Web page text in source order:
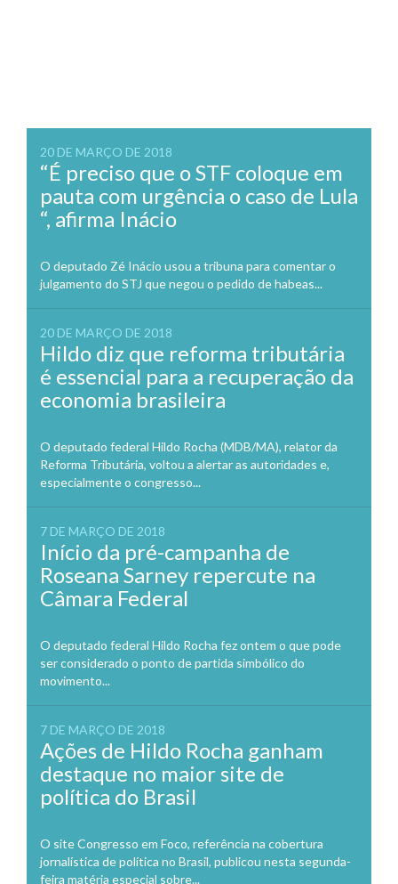
20 DE MARÇO DE 2018
“É preciso que o STF coloque em
pauta com urgência o caso de Lula
“, afirma Inácio
O deputado Zé Inácio usou a tribuna para comentar o
julgamento do STJ que negou o pedido de habeas...
20 DE MARÇO DE 2018
Hildo diz que reforma tributária
é essencial para a recuperação da
economia brasileira
O deputado federal Hildo Rocha (MDB/MA), relator da
Reforma Tributária, voltou a alertar as autoridades e,
especialmente o congresso...
7 DE MARÇO DE 2018
Início da pré-campanha de
Roseana Sarney repercute na
Câmara Federal
O deputado federal Hildo Rocha fez ontem o que pode
ser considerado o ponto de partida simbólico do
movimento...
7 DE MARÇO DE 2018
Ações de Hildo Rocha ganham
destaque no maior site de
política do Brasil
O site Congresso em Foco, referência na cobertura
jornalística de política no Brasil, publicou nesta segunda-
feira matéria especial sobre...